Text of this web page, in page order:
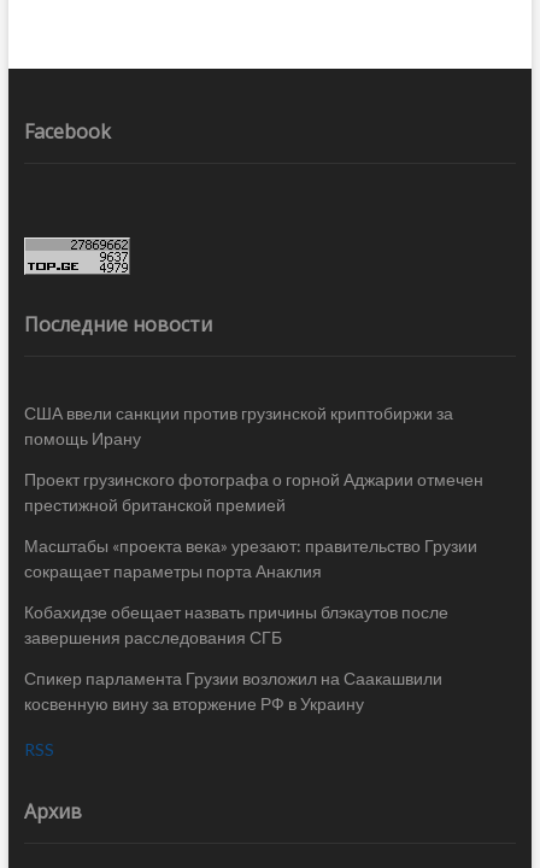
Facebook
Последние новости
США ввели санкции против грузинской криптобиржи за
помощь Ирану
Проект грузинского фотографа о горной Аджарии отмечен
престижной британской премией
Масштабы «проекта века» урезают: правительство Грузии
сокращает параметры порта Анаклия
Кобахидзе обещает назвать причины блэкаутов после
завершения расследования СГБ
Спикер парламента Грузии возложил на Саакашвили
косвенную вину за вторжение РФ в Украину
RSS
Архив